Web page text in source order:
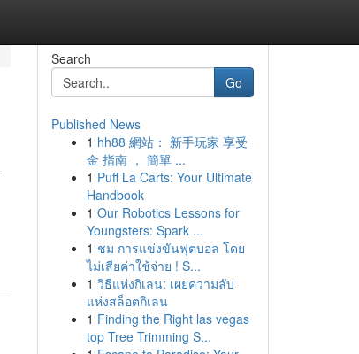
Search
Go
Published News
1 hh88 網站： 新手玩家 享受
金 指南 ， 簡單 ...
1 Puff La Carts: Your Ultimate
Handbook
1 Our Robotics Lessons for
Youngsters: Spark ...
1 ชม การแข่งขันฟุตบอล โดย
ไม่เสียค่าใช้จ่าย ! S...
1 วิธีแห่งกิเลน: เผยความลับ
แห่งสล็อตกิเลน
1 Finding the Right las vegas
top Tree Trimming S...